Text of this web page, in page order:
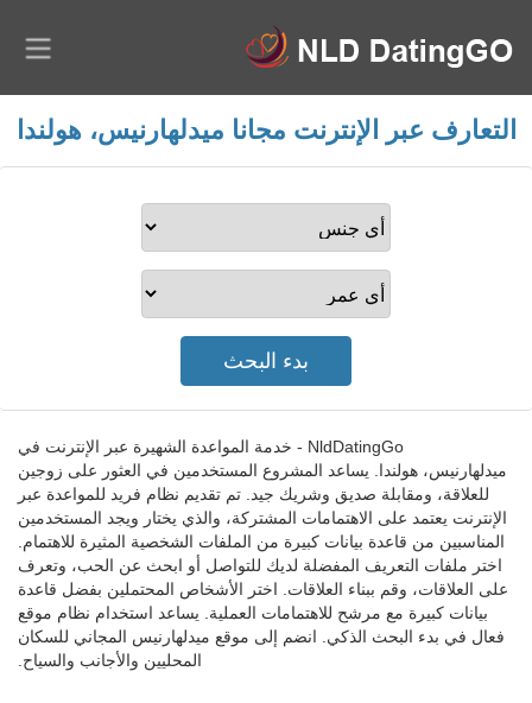
التعارف عبر الإنترنت مجانا ميدلهارنيس، هولندا
NldDatingGo - خدمة المواعدة الشهيرة عبر الإنترنت في
ميدلهارنيس، هولندا. يساعد المشروع المستخدمين في العثور على زوجين
للعلاقة، ومقابلة صديق وشريك جيد. تم تقديم نظام فريد للمواعدة عبر
الإنترنت يعتمد على الاهتمامات المشتركة، والذي يختار ويجد المستخدمين
المناسبين من قاعدة بيانات كبيرة من الملفات الشخصية المثيرة للاهتمام.
اختر ملفات التعريف المفضلة لديك للتواصل أو ابحث عن الحب، وتعرف
على العلاقات، وقم ببناء العلاقات. اختر الأشخاص المحتملين بفضل قاعدة
بيانات كبيرة مع مرشح للاهتمامات العملية. يساعد استخدام نظام موقع
فعال في بدء البحث الذكي. انضم إلى موقع ميدلهارنيس المجاني للسكان
المحليين والأجانب والسياح.